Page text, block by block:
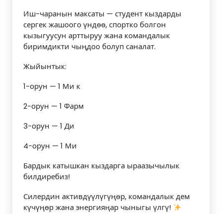
Иш-чаранын максаты — студент кыздарды
сергек жашоого үндөө, спортко болгон
кызыгуусун арттыруу жана командалык
биримдикти чыңдоо болуп саналат.
Жыйынтык:
1-орун — 1 Ми к
2-орун — 1 Фарм
3-орун — 1 Ди
4-орун — 1 Ми
Бардык катышкан кыздарга ыраазычылык
билдиребиз!
Силердин активдүүлүгүңөр, командалык дем
күчүңөр жана энергияңар чыныгы үлгү!